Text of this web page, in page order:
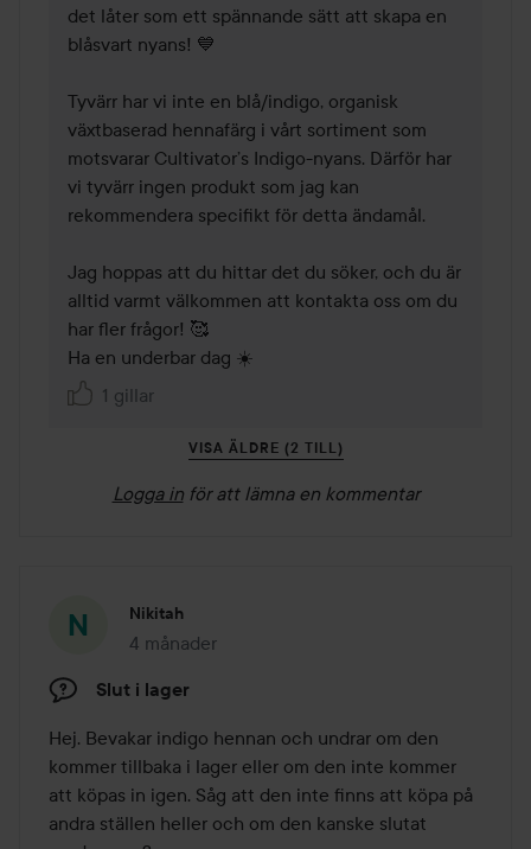
det låter som ett spännande sätt att skapa en
blåsvart nyans! 💙
Tyvärr har vi inte en blå/indigo, organisk
växtbaserad hennafärg i vårt sortiment som
motsvarar Cultivator’s Indigo-nyans. Därför har
vi tyvärr ingen produkt som jag kan
rekommendera specifikt för detta ändamål.
Jag hoppas att du hittar det du söker, och du är
alltid varmt välkommen att kontakta oss om du
har fler frågor! 🥰
Ha en underbar dag ☀️
1 gillar
VISA ÄLDRE (2 TILL)
Logga in för att lämna en kommentar
Nikitah
4 månader
Inlägget skapades 4 månader
Slut i lager
Hej. Bevakar indigo hennan och undrar om den
kommer tillbaka i lager eller om den inte kommer
att köpas in igen. Såg att den inte finns att köpa på
andra ställen heller och om den kanske slutat